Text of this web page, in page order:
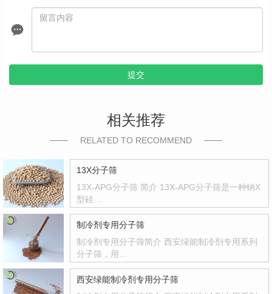
提交
相关推荐
RELATED TO RECOMMEND
13X分子筛
13X-APG分子筛 简介 13X-APG分子筛是一种钠X
型硅…
制冷剂专用分子筛
制冷剂专用分子筛简介 西安绿能制冷剂专用系列
分子筛，用…
西安绿能制冷剂专用分子筛